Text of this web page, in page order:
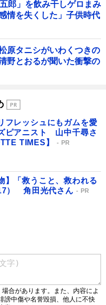
郎」を飲み干しゲロまみ
情を失くした」子供時代
原タニシがいわくつきの
野とおるが聞いた衝撃の
フレッシュにもガムを愛
ピアニスト 山中千尋さ
TIMES】
PR
】「救うこと、救われる
） 角田光代さん
PR